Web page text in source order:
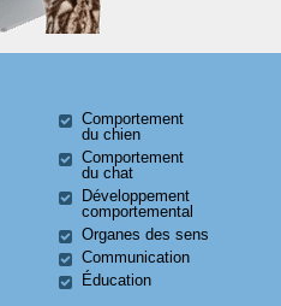
Comportement
du chien
Comportement
du chat
Développement
comportemental
Organes des sens
Communication
Éducation